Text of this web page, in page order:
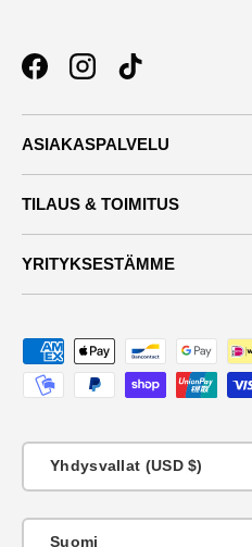
FacebookInstagramTikTok
ASIAKASPALVELU
TILAUS & TOIMITUS
YRITYKSESTÄMME
Maksutavat
Yhdysvallat (USD $)
Suomi